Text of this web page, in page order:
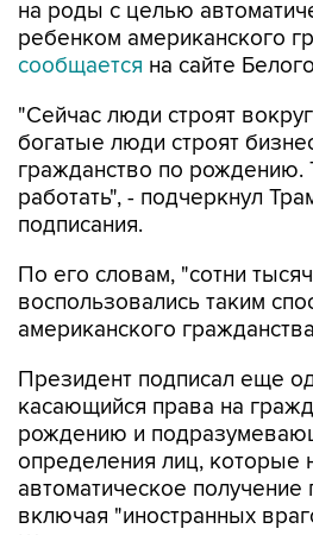
на роды с целью
ребенком американского
сообщается на сайте
"Сейчас люди строят
богатые люди строят
гражданство по рождению.
работать", - подчеркнул
подписания.
По его словам, "сотни
воспользовались таким
американского
Президент подписал еще
касающийся права на
рождению и
определения лиц, которые
автоматическое получение
включая "иностранных